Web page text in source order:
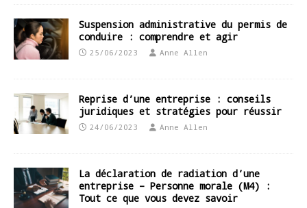
Suspension administrative du permis de
conduire : comprendre et agir
25/06/2023 Anne Allen
Reprise d’une entreprise : conseils
juridiques et stratégies pour réussir
24/06/2023 Anne Allen
La déclaration de radiation d’une
entreprise – Personne morale (M4) :
Tout ce que vous devez savoir